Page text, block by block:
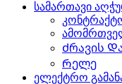
სამართავი
Ძრავის
Რელე
ელექტრო